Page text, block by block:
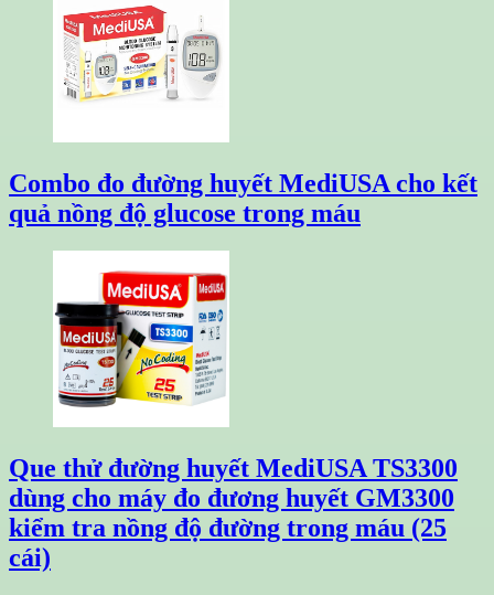
Combo đo đường huyết MediUSA cho kết
quả nồng độ glucose trong máu
Que thử đường huyết MediUSA TS3300
dùng cho máy đo đương huyết GM3300
kiểm tra nồng độ đường trong máu (25
cái)